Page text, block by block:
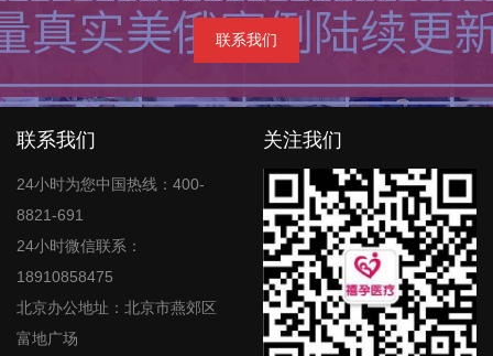
联系我们
联系我们
24小时为您中国热线：400-
8821-691
24小时微信联系：
18910858475
北京办公地址：北京市燕郊区
富地广场
关注我们